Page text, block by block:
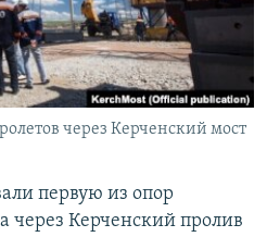
через Керченский мост
первую из опор
через Керченский пролив